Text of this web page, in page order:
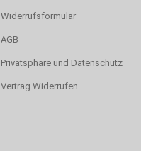
Widerrufsformular
AGB
Privatsphäre und Datenschutz
Vertrag Widerrufen